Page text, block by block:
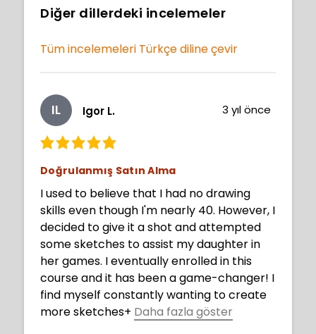
Diğer dillerdeki incelemeler
Tüm incelemeleri Türkçe diline çevir
IL Igor L. 3 yıl önce
Doğrulanmış Satın Alma
I used to believe that I had no drawing
skills even though I'm nearly 40. However, I
decided to give it a shot and attempted
some sketches to assist my daughter in
her games. I eventually enrolled in this
course and it has been a game-changer! I
find myself constantly wanting to create
more sketches+ Daha fazla göster